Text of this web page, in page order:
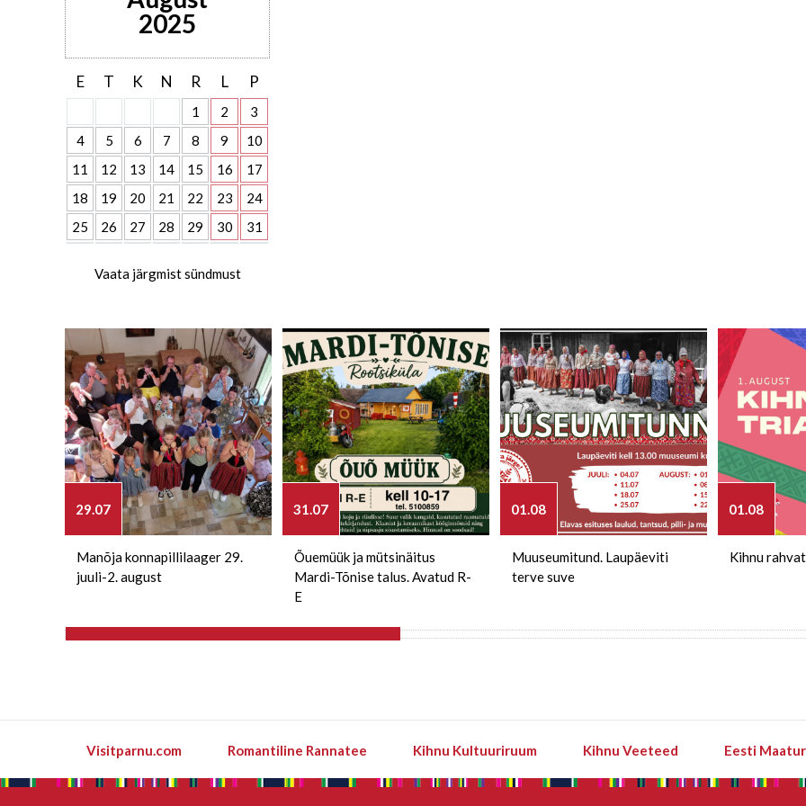
2025
E T K N R L P
1 2
3
4
5 6 7 8 9
10
11
12 13 14 15 16
17
18
19 20 21 22 23
24
25
26 27 28 29 30 31
Vaata järgmist sündmust
29.07
Manõja konnapillilaager 29.
juuli-2. august
31.07
Õuemüük ja mütsinäitus
Mardi-Tõnise talus. Avatud R-
E
01.08
Muuseumitund. Laupäeviti
terve suve
01.08
Kihnu
Visitparnu.com Romantiline Rannatee Kihnu Kultuuriruum Kihnu Veeteed Eesti